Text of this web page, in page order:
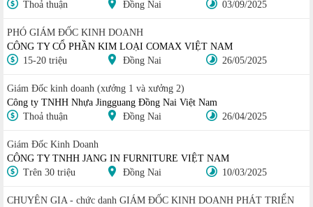
Thoả thuận
Đồng Nai 03/09/2025
PHÓ GIÁM ĐỐC KINH DOANH
CÔNG TY CỔ PHẦN KIM LOẠI COMAX VIỆT NAM
15-20 triệu
Đồng Nai 26/05/2025
Giám Đốc kinh doanh (xưởng 1 và xưởng 2)
Công ty TNHH Nhựa Jingguang Đồng Nai Việt Nam
Thoả thuận
Đồng Nai 26/04/2025
Giám Đốc Kinh Doanh
CÔNG TY TNHH JANG IN FURNITURE VIỆT NAM
Trên 30 triệu
Đồng Nai 10/03/2025
CHUYÊN GIA - chức danh GIÁM ĐỐC KINH DOANH PHÁT TRIỂN